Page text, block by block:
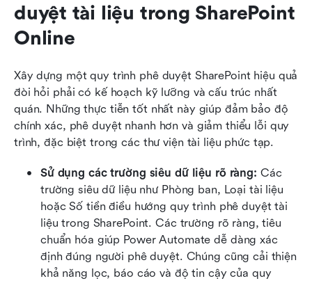
duyệt tài liệu trong SharePoint
Online
Xây dựng một quy trình phê duyệt SharePoint hiệu quả
đòi hỏi phải có kế hoạch kỹ lưỡng và cấu trúc nhất
quán. Những thực tiễn tốt nhất này giúp đảm bảo độ
chính xác, phê duyệt nhanh hơn và giảm thiểu lỗi quy
trình, đặc biệt trong các thư viện tài liệu phức tạp.
Sử dụng các trường siêu dữ liệu rõ ràng: Các
trường siêu dữ liệu như Phòng ban, Loại tài liệu
hoặc Số tiền điều hướng quy trình phê duyệt tài
liệu trong SharePoint. Các trường rõ ràng, tiêu
chuẩn hóa giúp Power Automate dễ dàng xác
định đúng người phê duyệt. Chúng cũng cải thiện
khả năng lọc, báo cáo và độ tin cậy của quy